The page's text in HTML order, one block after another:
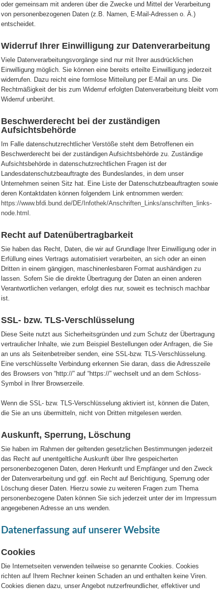
oder gemeinsam mit anderen über die Zwecke und Mittel der Verarbeitung
von personenbezogenen Daten (z.B. Namen, E-Mail-Adressen o. Ä.)
entscheidet.
Widerruf Ihrer Einwilligung zur Datenverarbeitung
Viele Datenverarbeitungsvorgänge sind nur mit Ihrer ausdrücklichen
Einwilligung möglich. Sie können eine bereits erteilte Einwilligung jederzeit
widerrufen. Dazu reicht eine formlose Mitteilung per E-Mail an uns. Die
Rechtmäßigkeit der bis zum Widerruf erfolgten Datenverarbeitung bleibt vom
Widerruf unberührt.
Beschwerderecht bei der zuständigen
Aufsichtsbehörde
Im Falle datenschutzrechtlicher Verstöße steht dem Betroffenen ein
Beschwerderecht bei der zuständigen Aufsichtsbehörde zu. Zuständige
Aufsichtsbehörde in datenschutzrechtlichen Fragen ist der
Landesdatenschutzbeauftragte des Bundeslandes, in dem unser
Unternehmen seinen Sitz hat. Eine Liste der Datenschutzbeauftragten sowie
deren Kontaktdaten können folgendem Link entnommen werden:
https://www.bfdi.bund.de/DE/Infothek/Anschriften_Links/anschriften_links-
node.html .
Recht auf Datenübertragbarkeit
Sie haben das Recht, Daten, die wir auf Grundlage Ihrer Einwilligung oder in
Erfüllung eines Vertrags automatisiert verarbeiten, an sich oder an einen
Dritten in einem gängigen, maschinenlesbaren Format aushändigen zu
lassen. Sofern Sie die direkte Übertragung der Daten an einen anderen
Verantwortlichen verlangen, erfolgt dies nur, soweit es technisch machbar
ist.
SSL- bzw. TLS-Verschlüsselung
Diese Seite nutzt aus Sicherheitsgründen und zum Schutz der Übertragung
vertraulicher Inhalte, wie zum Beispiel Bestellungen oder Anfragen, die Sie
an uns als Seitenbetreiber senden, eine SSL-bzw. TLS-Verschlüsselung.
Eine verschlüsselte Verbindung erkennen Sie daran, dass die Adresszeile
des Browsers von “http://” auf “https://” wechselt und an dem Schloss-
Symbol in Ihrer Browserzeile.
Wenn die SSL- bzw. TLS-Verschlüsselung aktiviert ist, können die Daten,
die Sie an uns übermitteln, nicht von Dritten mitgelesen werden.
Auskunft, Sperrung, Löschung
Sie haben im Rahmen der geltenden gesetzlichen Bestimmungen jederzeit
das Recht auf unentgeltliche Auskunft über Ihre gespeicherten
personenbezogenen Daten, deren Herkunft und Empfänger und den Zweck
der Datenverarbeitung und ggf. ein Recht auf Berichtigung, Sperrung oder
Löschung dieser Daten. Hierzu sowie zu weiteren Fragen zum Thema
personenbezogene Daten können Sie sich jederzeit unter der im Impressum
angegebenen Adresse an uns wenden.
Datenerfassung auf unserer Website
Cookies
Die Internetseiten verwenden teilweise so genannte Cookies. Cookies
richten auf Ihrem Rechner keinen Schaden an und enthalten keine Viren.
Cookies dienen dazu, unser Angebot nutzerfreundlicher, effektiver und